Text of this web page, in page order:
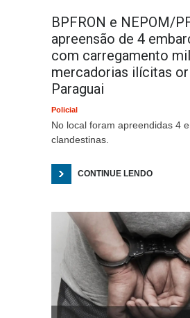
BPFRON e NEPOM/
apreensão de 4
com carregamento
mercadorias ilícitas
Paraguai
Policial
No local foram apreendidas 4
clandestinas.
CONTINUE LENDO